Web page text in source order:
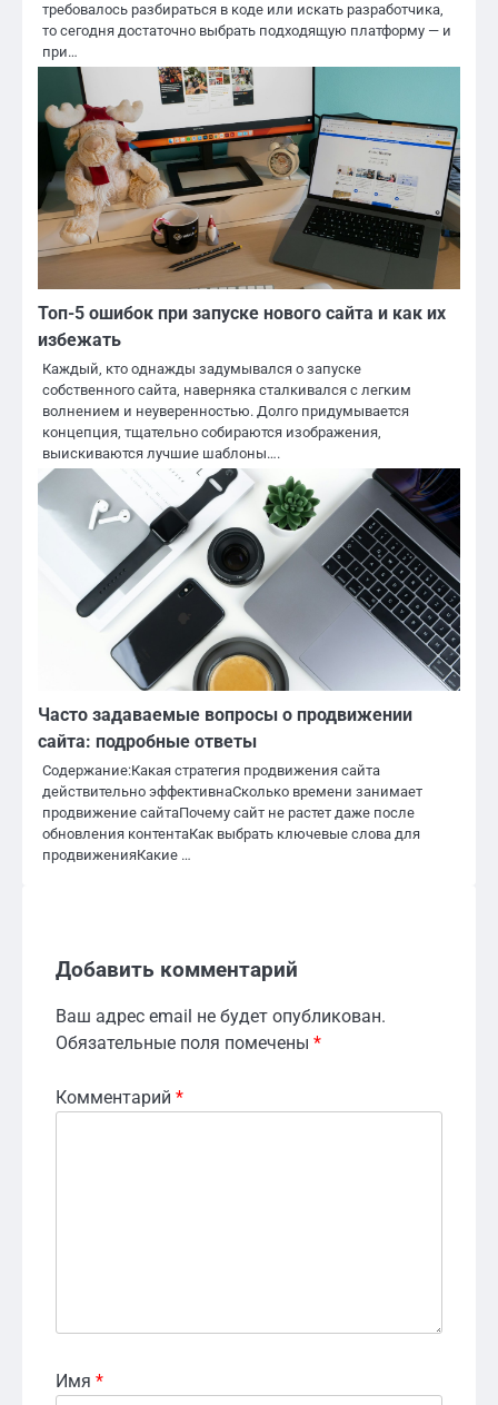
требовалось разбираться в коде или искать разработчика,
то сегодня достаточно выбрать подходящую платформу — и
при…
Топ-5 ошибок при запуске нового сайта и как их
избежать
Каждый, кто однажды задумывался о запуске
собственного сайта, наверняка сталкивался с легким
волнением и неуверенностью. Долго придумывается
концепция, тщательно собираются изображения,
выискиваются лучшие шаблоны….
Часто задаваемые вопросы о продвижении
сайта: подробные ответы
Содержание:Какая стратегия продвижения сайта
действительно эффективнаСколько времени занимает
продвижение сайтаПочему сайт не растет даже после
обновления контентаКак выбрать ключевые слова для
продвиженияКакие …
Добавить комментарий
Ваш адрес email не будет опубликован.
Обязательные поля помечены *
Комментарий *
Имя *